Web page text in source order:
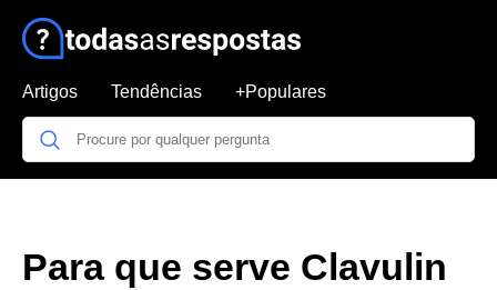
Artigos Tendências +Populares
Para que serve Clavulin